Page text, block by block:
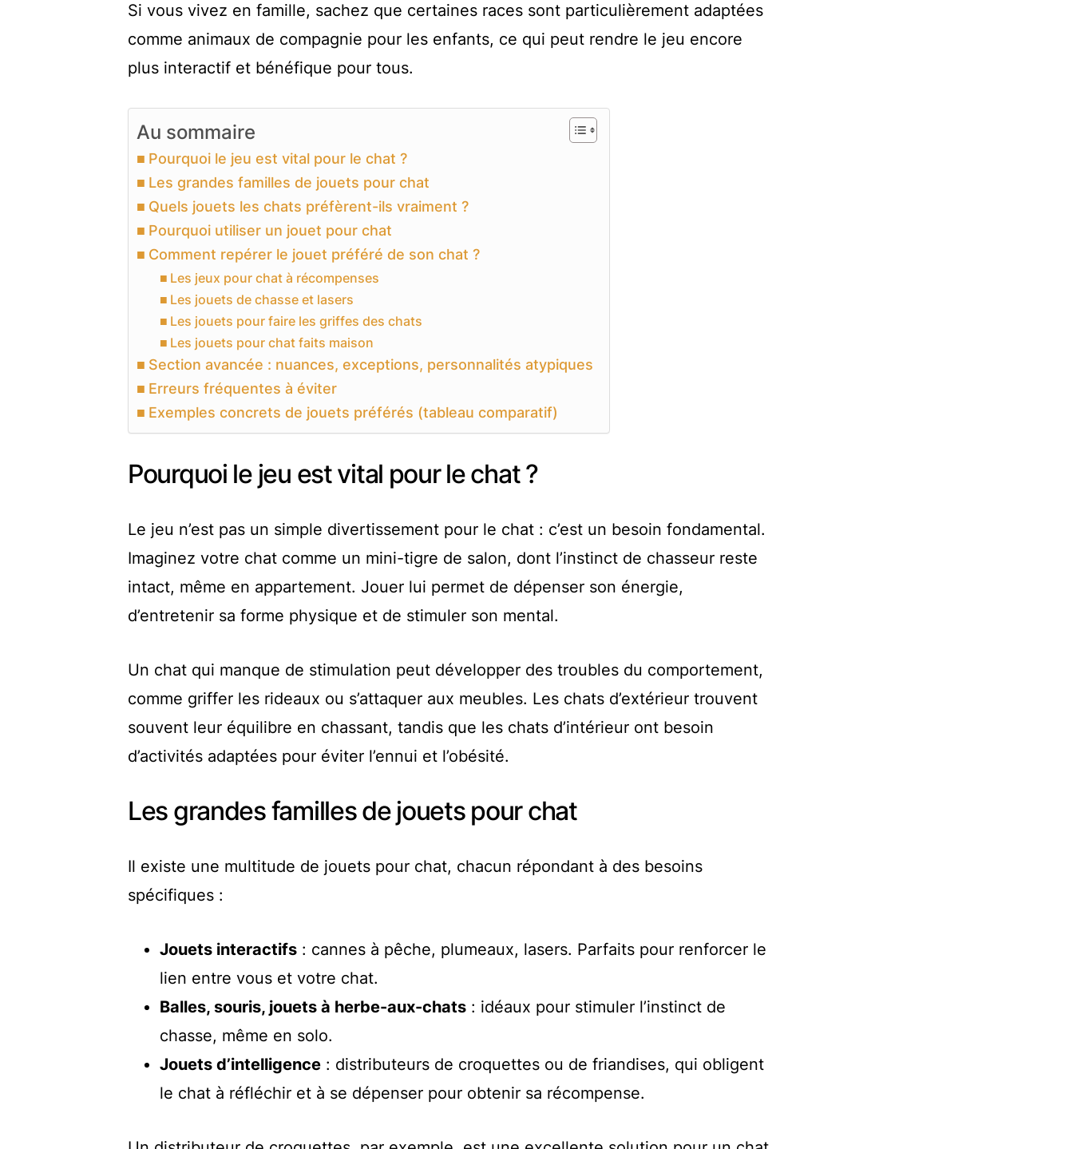
Si vous vivez en famille, sachez que certaines races sont particulièrement adaptées
comme animaux de compagnie pour les enfants, ce qui peut rendre le jeu encore
plus interactif et bénéfique pour tous.
Au sommaire
Pourquoi le jeu est vital pour le chat ?
Les grandes familles de jouets pour chat
Quels jouets les chats préfèrent-ils vraiment ?
Pourquoi utiliser un jouet pour chat
Comment repérer le jouet préféré de son chat ?
Les jeux pour chat à récompenses
Les jouets de chasse et lasers
Les jouets pour faire les griffes des chats
Les jouets pour chat faits maison
Section avancée : nuances, exceptions, personnalités atypiques
Erreurs fréquentes à éviter
Exemples concrets de jouets préférés (tableau comparatif)
Pourquoi le jeu est vital pour le chat ?
Le jeu n’est pas un simple divertissement pour le chat : c’est un besoin fondamental.
Imaginez votre chat comme un mini-tigre de salon, dont l’instinct de chasseur reste
intact, même en appartement. Jouer lui permet de dépenser son énergie,
d’entretenir sa forme physique et de stimuler son mental.
Un chat qui manque de stimulation peut développer des troubles du comportement,
comme griffer les rideaux ou s’attaquer aux meubles. Les chats d’extérieur trouvent
souvent leur équilibre en chassant, tandis que les chats d’intérieur ont besoin
d’activités adaptées pour éviter l’ennui et l’obésité.
Les grandes familles de jouets pour chat
Il existe une multitude de jouets pour chat, chacun répondant à des besoins
spécifiques :
Jouets interactifs : cannes à pêche, plumeaux, lasers. Parfaits pour renforcer le
lien entre vous et votre chat.
Balles, souris, jouets à herbe-aux-chats : idéaux pour stimuler l’instinct de
chasse, même en solo.
Jouets d’intelligence : distributeurs de croquettes ou de friandises, qui obligent
le chat à réfléchir et à se dépenser pour obtenir sa récompense.